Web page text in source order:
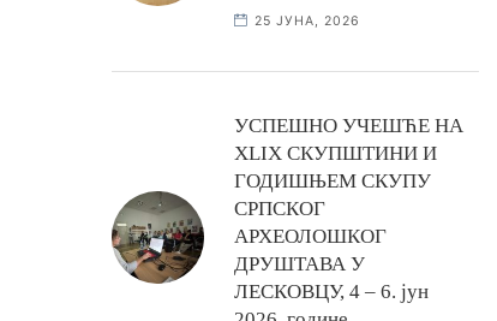
25 ЈУНА, 2026
УСПЕШНО УЧЕШЋЕ НА
XLIX СКУПШТИНИ И
ГОДИШЊЕМ СКУПУ
СРПСКОГ
АРХЕОЛОШКОГ
ДРУШТАВА У
ЛЕСКОВЦУ, 4 – 6. јун